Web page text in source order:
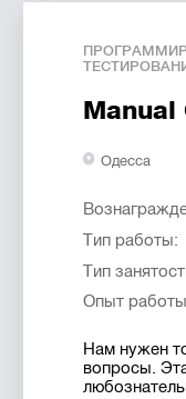
Кроме
- Офис в
- График
(20:00)
- Свободное
Talks
- Отпуск в
году
- И самое
можно
Manual
Одесса
Тип работы:
Тип
Опыт
Нам нужен
вопросы.